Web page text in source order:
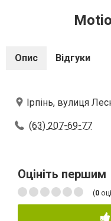
Опис Відгуки
Ірпінь, вулиця
(63) 207-69-77
Оцініть першим
(0